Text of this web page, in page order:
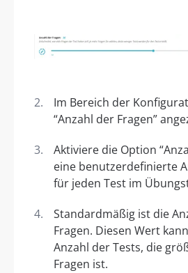
Im Bereich der
“Anzahl der Fragen”
Aktiviere die Option
eine benutzerdefinierte
für jeden Test im
Standardmäßig ist die
Fragen. Diesen Wert
Anzahl der Tests, die
Fragen ist.